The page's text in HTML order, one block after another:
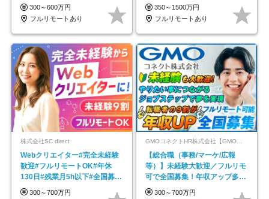
在宅勤務手当あり
300～600万円
フルリモートあり
350～1500万円
フルリモートあり
株式会社SC direct
Webクリエイター#完全未経験
歓迎#フルリモートOK#年休
130日#残業月5h以下#全国募集
#最大1年の研修
300～700万円
GMOコネクトHR株式会社【GMOインターネットグループ】
【総合職（事務/マーケ/広報
等）】未経験大歓迎／フルリモ
可で全国募集！年収アップ多数
★年休最大130日★
300～700万円